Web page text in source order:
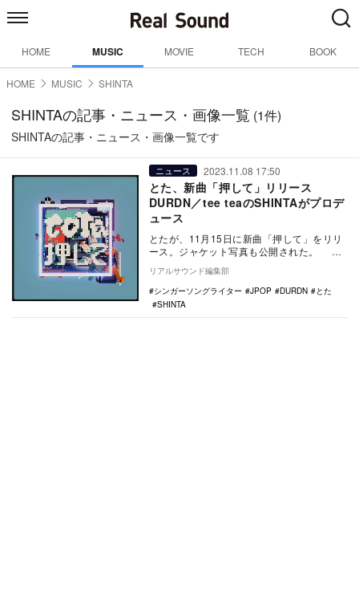
HOME MUSIC MOVIE TECH BOOK
HOME MUSIC SHINTA
SHINTAの記事・ニュース・画像一覧 (1件)
SHINTAの記事・ニュース・画像一覧です
ニュース 2023.11.08 17:50
とた、新曲「押して」リリース
DURDN／tee teaのSHINTAがプロデ
ュース
とたが、11月15日に新曲「押して」をリリ
ース。ジャケット写真も公開された。 同
楽曲は、レインボーエンタテインメントと
ポニー…
リアルサウンド編集部
シンガーソングライター
JPOP DURDN
とた
SHINTA